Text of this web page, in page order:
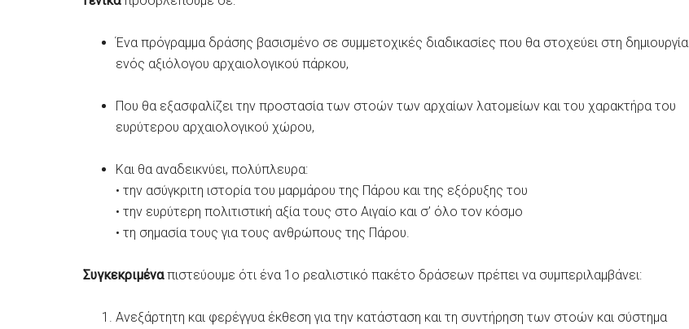
Ένα πρόγραμμα δράσης βασισμένο σε συμμετοχικές διαδικασίες που θα στοχεύει στη δημιουργία
ενός αξιόλογου αρχαιολογικού πάρκου,
Που θα εξασφαλίζει την προστασία των στοών των αρχαίων λατομείων και του χαρακτήρα του
ευρύτερου αρχαιολογικού χώρου,
Και θα αναδεικνύει, πολύπλευρα:
• την ασύγκριτη ιστορία του μαρμάρου της Πάρου και της εξόρυξης του
• την ευρύτερη πολιτιστική αξία τους στο Αιγαίο και σ’ όλο τον κόσμο
• τη σημασία τους για τους ανθρώπους της Πάρου.
Συγκεκριμέναπιστεύουμε ότι ένα 1ο ρεαλιστικό πακέτο δράσεων πρέπει να συμπεριλαμβάνει:
Ανεξάρτητη και φερέγγυα έκθεση για την κατάσταση και τη συντήρηση των στοών και σύστημα